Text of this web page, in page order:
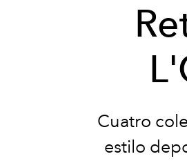
Cuatro
estilo